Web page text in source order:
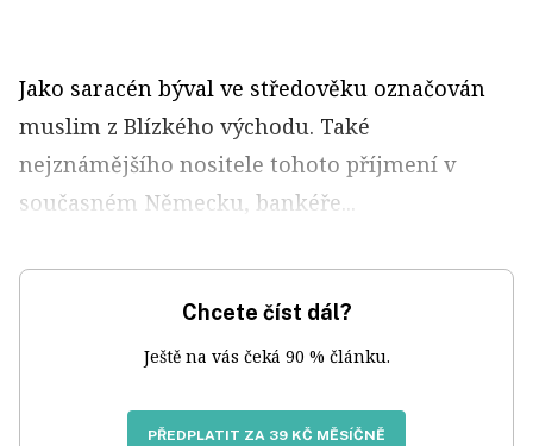
Jako saracén býval ve středověku označován
muslim z Blízkého východu. Také
nejznámějšího nositele tohoto příjmení v
současném Německu, bankéře...
Chcete číst dál?
Ještě na vás čeká 90 % článku.
PŘEDPLATIT ZA 39 KČ MĚSÍČNĚ